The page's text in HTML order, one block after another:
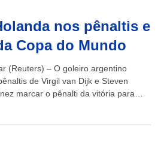
nos pênaltis e
Copa do Mundo
(Reuters) – O goleiro argentino
de Virgil van Dijk e Steven
marcar o pênalti da vitória para